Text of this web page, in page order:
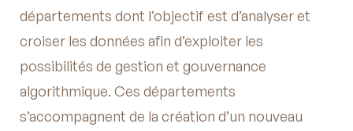
départements dont l’objectif est d’analyser et
croiser les données afin d’exploiter les
possibilités de gestion et gouvernance
algorithmique. Ces départements
s’accompagnent de la création d’un nouveau